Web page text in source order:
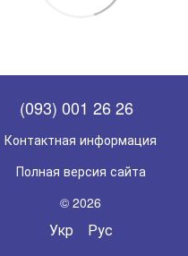
(093) 001 26 26
Контактная информация
Полная версия сайта
© 2026
Укр Рус